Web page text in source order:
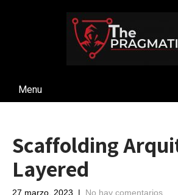
Menu
Scaffolding
Layered
27 marzo, 2023 | No hay comentarios